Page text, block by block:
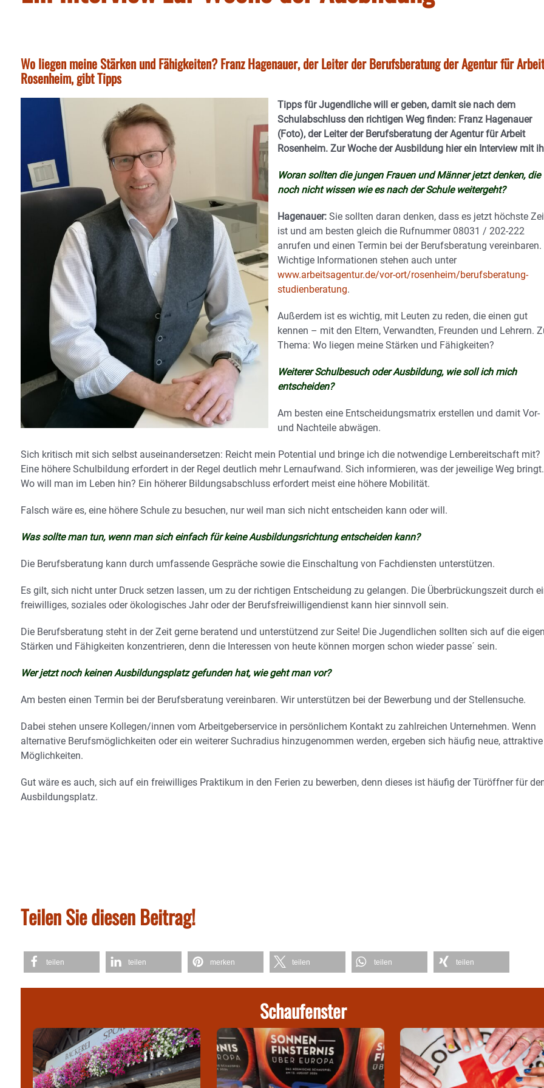
Wo liegen meine Stärken und Fähigkeiten? Franz Hagenauer, der Leiter der Berufsberatung der Agentur für
Rosenheim, gibt Tipps
Tipps für Jugendliche will er geben, damit sie nach dem
Schulabschluss den richtigen Weg finden: Franz Hagenauer
(Foto), der Leiter der Berufsberatung der Agentur für Arbeit
Rosenheim. Zur Woche der Ausbildung hier ein Interview mit
Woran sollten die jungen Frauen und Männer jetzt denken, die
noch nicht wissen wie es nach der Schule weitergeht?
Hagenauer: Sie sollten daran denken, dass es jetzt höchste
ist und am besten gleich die Rufnummer 08031 / 202-222
anrufen und einen Termin bei der Berufsberatung vereinbaren.
Wichtige Informationen stehen auch unter
www.arbeitsagentur.de/vor-ort/rosenheim/berufsberatung-
studienberatung.
Außerdem ist es wichtig, mit Leuten zu reden, die einen gut
kennen – mit den Eltern, Verwandten, Freunden und Lehrern.
Thema: Wo liegen meine Stärken und Fähigkeiten?
Weiterer Schulbesuch oder Ausbildung, wie soll ich mich
entscheiden?
Am besten eine Entscheidungsmatrix erstellen und damit Vor-
und Nachteile abwägen.
Sich kritisch mit sich selbst auseinandersetzen: Reicht mein Potential und bringe ich die notwendige Lernbereitschaft mit?
Eine höhere Schulbildung erfordert in der Regel deutlich mehr Lernaufwand. Sich informieren, was der jeweilige Weg bringt.
Wo will man im Leben hin? Ein höherer Bildungsabschluss erfordert meist eine höhere Mobilität.
Falsch wäre es, eine höhere Schule zu besuchen, nur weil man sich nicht entscheiden kann oder will.
Was sollte man tun, wenn man sich einfach für keine Ausbildungsrichtung entscheiden kann?
Die Berufsberatung kann durch umfassende Gespräche sowie die Einschaltung von Fachdiensten unterstützen.
Es gilt, sich nicht unter Druck setzen lassen, um zu der richtigen Entscheidung zu gelangen. Die Überbrückungszeit durch
freiwilliges, soziales oder ökologisches Jahr oder der Berufsfreiwilligendienst kann hier sinnvoll sein.
Die Berufsberatung steht in der Zeit gerne beratend und unterstützend zur Seite! Die Jugendlichen sollten sich auf die
Stärken und Fähigkeiten konzentrieren, denn die Interessen von heute können morgen schon wieder passe´ sein.
Wer jetzt noch keinen Ausbildungsplatz gefunden hat, wie geht man vor?
Am besten einen Termin bei der Berufsberatung vereinbaren. Wir unterstützen bei der Bewerbung und der Stellensuche.
Dabei stehen unsere Kollegen/innen vom Arbeitgeberservice in persönlichem Kontakt zu zahlreichen Unternehmen. Wenn
alternative Berufsmöglichkeiten oder ein weiterer Suchradius hinzugenommen werden, ergeben sich häufig neue, attraktive
Möglichkeiten.
Gut wäre es auch, sich auf ein freiwilliges Praktikum in den Ferien zu bewerben, denn dieses ist häufig der Türöffner für
Ausbildungsplatz.
Teilen Sie diesen Beitrag!
teilen teilen merken teilen teilen teilen
Schaufenster